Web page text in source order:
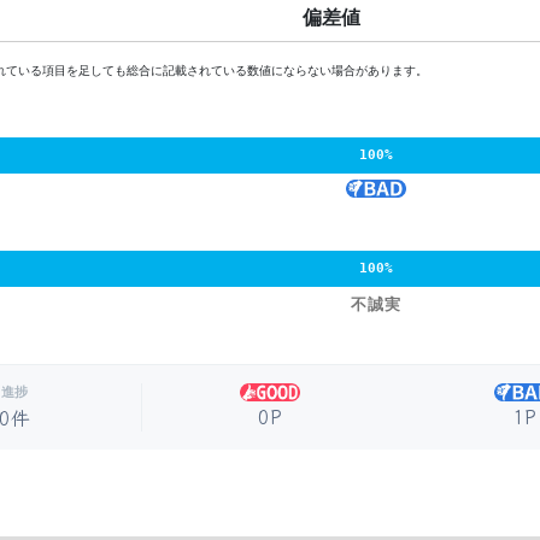
偏差値
いる項目を足しても総合に記載されている数値にならない場合があります。
100%
100%
不誠実
進捗
件 0P 1P